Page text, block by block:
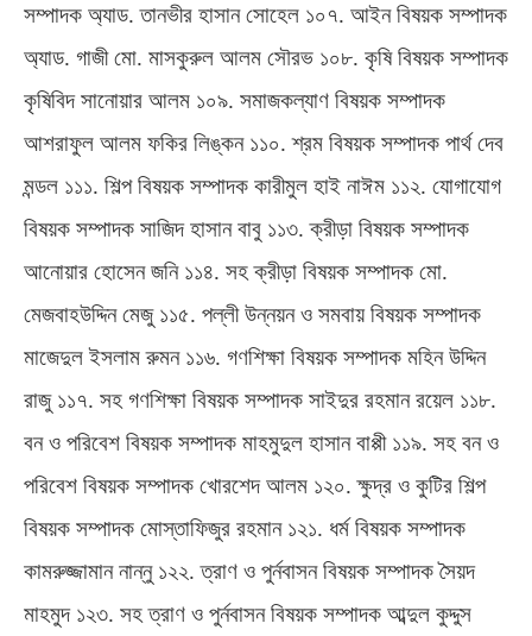
সম্পাদক অ্যাড.তানভীর হাসান সোহেল ১০৭. আইন বিষয়ক সম্পাদক
অ্যাড. গাজী মো. মাসকুরুল আলম সৌরভ ১০৮. কৃষি বিষয়ক সম্পাদক
কৃষিবিদ সানোয়ার আলম ১০৯. সমাজকল্যাণ বিষয়ক সম্পাদক
আশরাফুল আলম ফকির লিঙ্কন ১১০.শ্রম বিষয়ক সম্পাদক পার্থ দেব
মন্ডল ১১১. শিল্প বিষয়ক সম্পাদক কারীমুল হাই নাঈম ১১২. যোগাযোগ
বিষয়ক সম্পাদক সাজিদ হাসান বাবু ১১৩.ক্রীড়া বিষয়ক সম্পাদক
আনোয়ার হোসেন জনি ১১৪. সহ ক্রীড়া বিষয়ক সম্পাদক মো.
মেজবাহউদ্দিন মেজু ১১৫. পল্লী উন্নয়ন ও সমবায় বিষয়ক সম্পাদক
মাজেদুল ইসলাম রুমন ১১৬. গণশিক্ষা বিষয়ক সম্পাদক মহিন উদ্দিন
রাজু ১১৭. সহ গণশিক্ষা বিষয়ক সম্পাদক সাইদুর রহমান রয়েল ১১৮.
বন ও পরিবেশ বিষয়ক সম্পাদক মাহমুদুল হাসান বাপ্পী ১১৯. সহ বন ও
পরিবেশ বিষয়ক সম্পাদক খোরশেদ আলম ১২০.ক্ষুদ্র ও কুটির শিল্প
বিষয়ক সম্পাদক মোস্তাফিজুর রহমান ১২১. ধর্ম বিষয়ক সম্পাদক
কামরুজ্জামান নান্নু ১২২.ত্রাণ ও পুর্নবাসন বিষয়ক সম্পাদক সৈয়দ
মাহমুদ ১২৩. সহ ত্রাণ ও পুর্নবাসন বিষয়ক সম্পাদক আব্দুল কুদ্দুস